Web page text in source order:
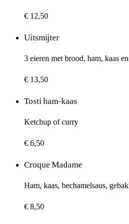
€ 12,50
Uitsmijter
3 eieren met brood, ham, kaas
€ 13,50
Tosti ham-kaas
Ketchup of curry
€ 6,50
Croque Madame
Ham, kaas, bechamelsaus,
€ 8,50